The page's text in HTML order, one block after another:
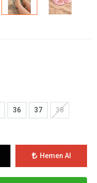
36 37 38
Hemen Al